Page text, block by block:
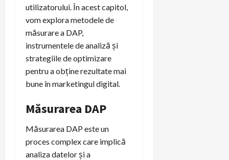
utilizatorului. În acest capitol,
vom explora metodele de
măsurare a DAP,
instrumentele de analiză și
strategiile de optimizare
pentru a obține rezultate mai
bune în marketingul digital.
Măsurarea DAP
Măsurarea DAP este un
proces complex care implică
analiza datelor și a